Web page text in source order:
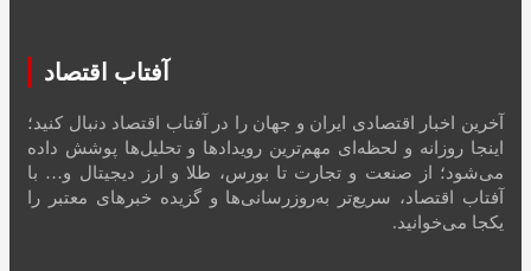
آفتاب اقتصاد
آخرین اخبار اقتصادی ایران و جهان را در آفتاب اقتصاد دنبال کنید؛
اینجا روزانه و لحظه‌ای مهم‌ترین رویدادها و تحلیل‌ها پوشش داده
می‌شود؛ از صنعت و تجارت تا بورس، طلا و ارز دیجیتال و… با
آفتاب اقتصاد، سریع‌تر به‌روزرسانی‌ها و گزیده خبرهای معتبر را
یکجا می‌خوانید.